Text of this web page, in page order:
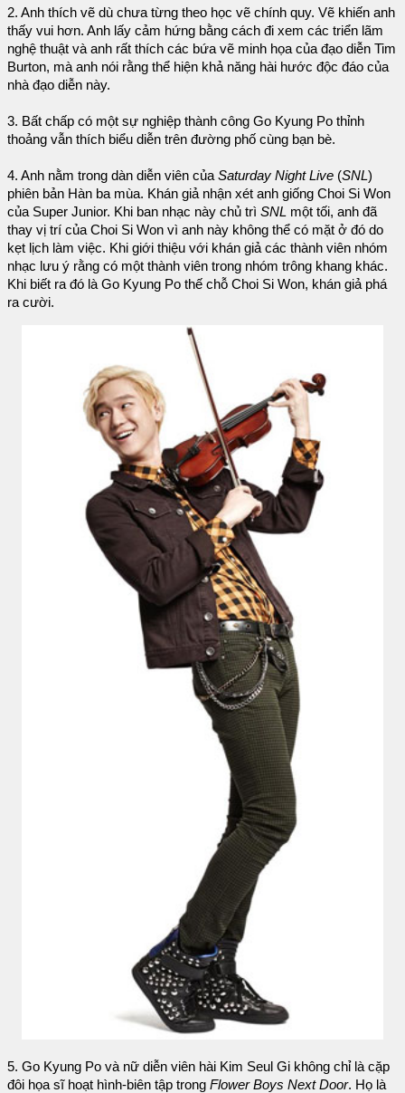
2. Anh thích vẽ dù chưa từng theo học vẽ chính quy. Vẽ khiến anh
thấy vui hơn. Anh lấy cảm hứng bằng cách đi xem các triển lãm
nghệ thuật và anh rất thích các bứa vẽ minh họa của đạo diễn Tim
Burton, mà anh nói rằng thể hiện khả năng hài hước độc đáo của
nhà đạo diễn này.
3. Bất chấp có một sự nghiệp thành công Go Kyung Po thỉnh
thoảng vẫn thích biểu diễn trên đường phố cùng bạn bè.
4. Anh nằm trong dàn diễn viên của Saturday Night Live (SNL)
phiên bản Hàn ba mùa. Khán giả nhận xét anh giống Choi Si Won
của Super Junior. Khi ban nhạc này chủ trì SNL một tối, anh đã
thay vị trí của Choi Si Won vì anh này không thể có mặt ở đó do
kẹt lịch làm việc. Khi giới thiệu với khán giả các thành viên nhóm
nhạc lưu ý rằng có một thành viên trong nhóm trông khang khác.
Khi biết ra đó là Go Kyung Po thế chỗ Choi Si Won, khán giả phá
ra cười.
5. Go Kyung Po và nữ diễn viên hài Kim Seul Gi không chỉ là cặp
đôi họa sĩ hoạt hình-biên tập trong Flower Boys Next Door. Họ là